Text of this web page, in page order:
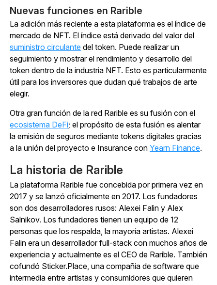
Nuevas funciones en Rarible
La adición más reciente a esta plataforma es el índice de
mercado de NFT. El índice está derivado del valor del
suministro circulante del token. Puede realizar un
seguimiento y mostrar el rendimiento y desarrollo del
token dentro de la industria NFT. Esto es particularmente
útil para los inversores que dudan qué trabajos de arte
elegir.
Otra gran función de la red Rarible es su fusión con el
ecosistema DeFi; el propósito de esta fusión es alentar
la emisión de seguros mediante tokens digitales gracias
a la unión del proyecto e Insurance con Yearn Finance.
La historia de Rarible
La plataforma Rarible fue concebida por primera vez en
2017 y se lanzó oficialmente en 2017. Los fundadores
son dos desarrolladores rusos: Alexei Falin y Alex
Salnikov. Los fundadores tienen un equipo de 12
personas que los respalda, la mayoría artistas. Alexei
Falin era un desarrollador full-stack con muchos años de
experiencia y actualmente es el CEO de Rarible. También
cofundó Sticker.Place, una compañía de software que
intermedia entre artistas y consumidores que quieren